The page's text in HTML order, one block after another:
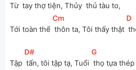
Từ tay thợ tiện, Thủy thủ tàu to,
Tới toàn thể
[
Cm
thôn ta, Tôi thấy thật
[D
Tập
[D#
tấn, tôi tập tạ, Tuổi
[
G
thọ tựa thép